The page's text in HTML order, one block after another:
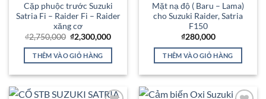
Cặp phuộc trước Suzuki
Satria Fi – Raider Fi – Raider
xăng cơ
₫2,750,000 Giá
gốc
là:
₫2,750,000.
₫2,300,000Giá
tại
THÊM VÀO GIỎ HÀNG
Mặt nạ độ ( Baru – Lama)
cho Suzuki Raider, Satria
F150
₫280,000
THÊM VÀO GIỎ HÀNG